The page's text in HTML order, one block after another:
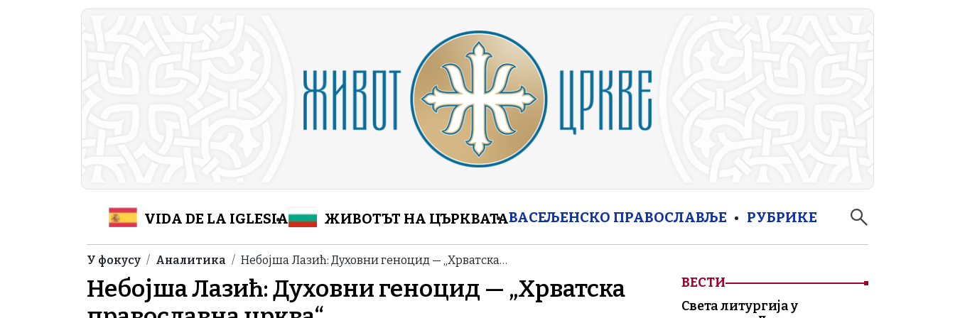
Skip to main content
Header Category Menu
VIDA DE LA IGLESIA ЖИВОТЪТ НА ЦЪРКВАТАВАСЕЉЕНСКО ПРАВОСЛАВЉЕ РУБРИКЕ
Breadcrumb
У фокусу Аналитика Небојша Лазић: Духовни геноцид — „Хрватска…
Небојша Лазић: Духовни геноцид — „Хрватска
ВЕСТИ
Света литургија у